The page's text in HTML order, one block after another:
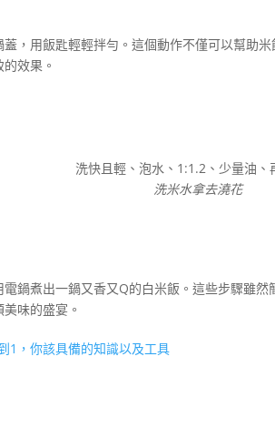
，用飯匙輕輕拌勻。這個動作不僅可以幫助
效果。
洗快且輕、泡水、1:1.2、少量油、
洗米水拿去澆花
鍋煮出一鍋又香又Q的白米飯。這些步驟雖
味的盛宴。
1，你該具備的知識以及工具